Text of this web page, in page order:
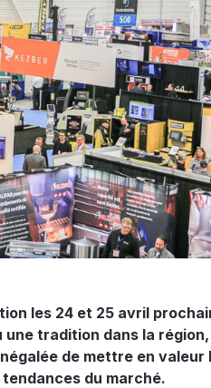
les 24 et 25 avril
tradition dans la
de mettre en valeur
du marché.